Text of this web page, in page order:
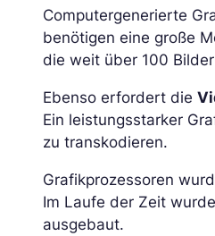
Computergenerierte
benötigen eine große
die weit über 100
Ebenso erfordert die
Ein leistungsstarker
zu transkodieren.
Grafikprozessoren
Im Laufe der Zeit
ausgebaut.